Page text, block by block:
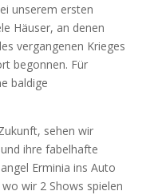
unserem ersten
Häuser, an denen
vergangenen Krieges
begonnen. Für
baldige
sehen wir
ihre fabelhafte
Erminia ins Auto
wir 2 Shows spielen